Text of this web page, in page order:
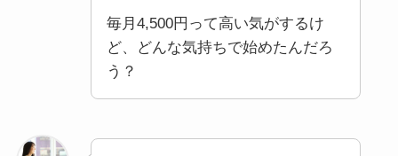
毎月4,500円って高い気がするけ
ど、どんな気持ちで始めたんだろ
う？